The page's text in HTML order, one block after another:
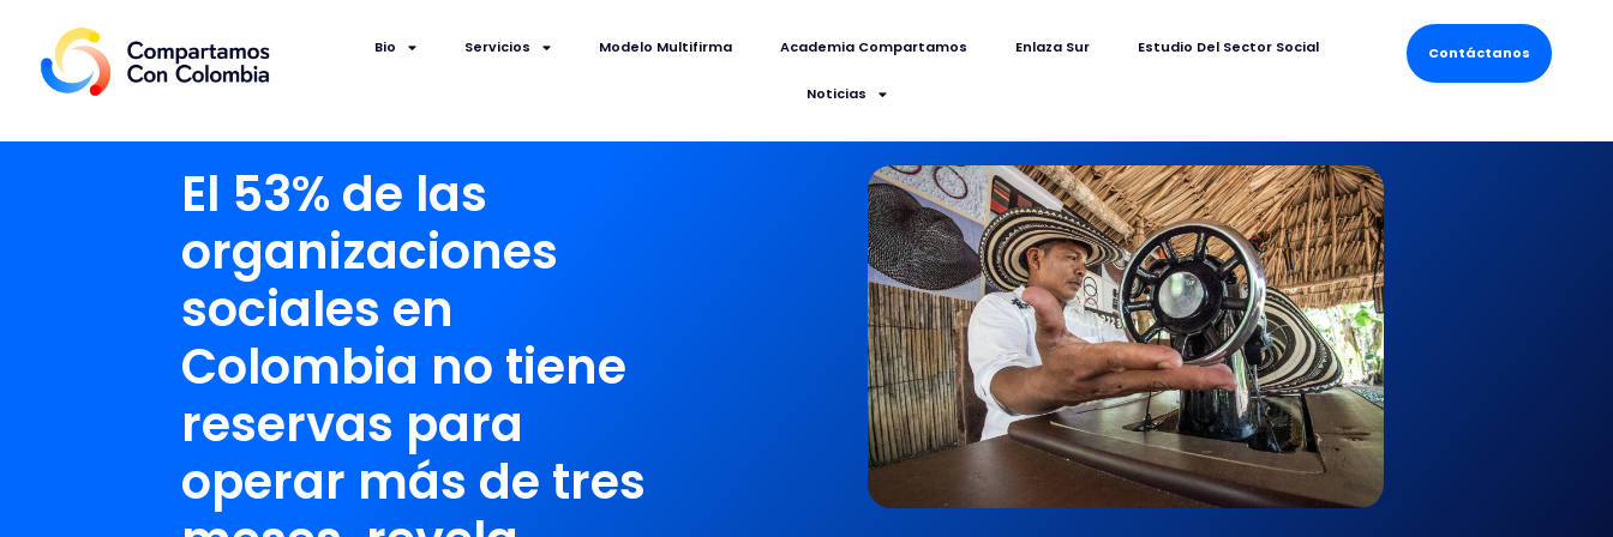
Contáctanos
Bio Servicios Modelo Multifirma Academia Compartamos Enlaza Sur Estudio Del Sector Social
Noticias
El 53% de las
organizaciones
sociales en
Colombia no tiene
reservas para
operar más de tres